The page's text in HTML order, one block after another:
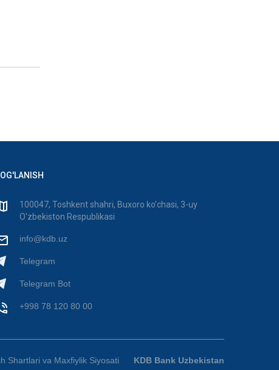
100047, Toshkent shahri, Buxoro ko'chasi, 3-uy
O'zbekiston Respublikasi
info@kdb.uz
Telegram
Telegram Bot
+998 78 120 80 00
Shartlari va Maxfiylik Siyosati KDB Bank Uzbekistan